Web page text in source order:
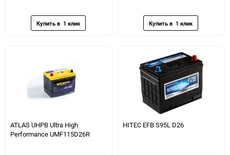
ATLAS UHPB Ultra High
Performance UMF115D26R
HITEC EFB S95L D26